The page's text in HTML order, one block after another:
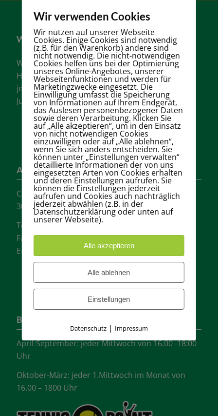
Wer sind wir?
Wir sind einer der größten Tennisvereine
Hannovers mit vielen aktiven Mannschaften in
jeder Altersklasse für Damen, Herren und
Jugendliche.
Adresse
Carl-Loges-Str.12
30657 Hannover
Tel.: + 49 511- 6046340
Fax: + 49 511- 601048
E-Mail:
info@tvgw-hannover.de
Bürozeiten
April-September: jeder Mittwoch von 16.00 -18:00
Uhr
Oktober-März: jeder 1.Mittwoch im Monat von
16.00 – 1800 Uhr
Wir verwenden Cookies
Wir nutzen auf unserer Webseite
Cookies. Einige Cookies sind notwendig
(z.B. für den Warenkorb) andere sind
nicht notwendig. Die nicht-notwendigen
Cookies helfen uns bei der Optimierung
unseres Online-Angebotes, unserer
Webseitenfunktionen und werden für
Marketingzwecke eingesetzt. Die
Einwilligung umfasst die Speicherung
von Informationen auf Ihrem Endgerät,
das Auslesen personenbezogener Daten
sowie deren Verarbeitung. Klicken Sie
auf „Alle akzeptieren“, um in den Einsatz
von nicht notwendigen Cookies
einzuwilligen oder auf „Alle ablehnen“,
wenn Sie sich anders entscheiden. Sie
können unter „Einstellungen verwalten“
detaillierte Informationen der von uns
eingesetzten Arten von Cookies erhalten
und deren Einstellungen aufrufen. Sie
können die Einstellungen jederzeit
aufrufen und Cookies auch nachträglich
jederzeit abwählen (z.B. in der
Datenschutzerklärung oder unten auf
unserer Webseite).
Alle akzeptieren
Alle ablehnen
Einstellungen
Datenschutz| Impressum